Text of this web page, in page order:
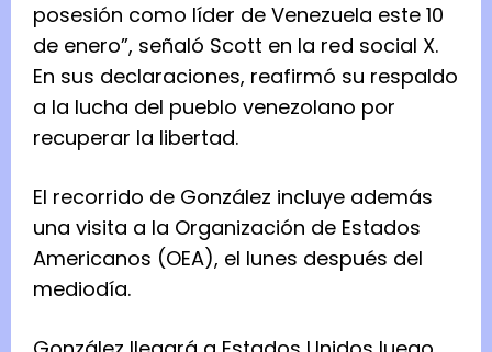
posesión como líder de Venezuela este 10
de enero”, señaló Scott en la red social X.
En sus declaraciones, reafirmó su respaldo
a la lucha del pueblo venezolano por
recuperar la libertad.
El recorrido de González incluye además
una visita a la Organización de Estados
Americanos (OEA), el lunes después del
mediodía.